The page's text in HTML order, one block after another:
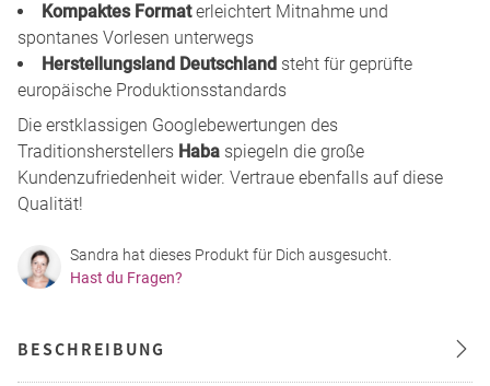
Kompaktes Formaterleichtert Mitnahme und
spontanes Vorlesen unterwegs
Herstellungsland Deutschland steht für geprüfte
europäische Produktionsstandards
Die erstklassigen Googlebewertungen des
Traditionsherstellers Haba spiegeln die große
Kundenzufriedenheit wider. Vertraue ebenfalls auf diese
Qualität!
Sandra hat dieses Produkt für Dich ausgesucht.
Hast du Fragen?
BESCHREIBUNG